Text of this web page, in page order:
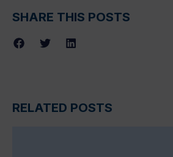
SHARE THIS POSTS
RELATED POSTS